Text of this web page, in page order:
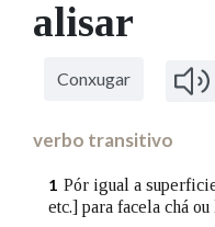
Facebook
TwitterYoutubeInstagram
BUSCAR NOS LEMAS
Comeza por
alisar
Conxugar
verbo transitivo
1 Pór igual a
etc.] para facela chá ou